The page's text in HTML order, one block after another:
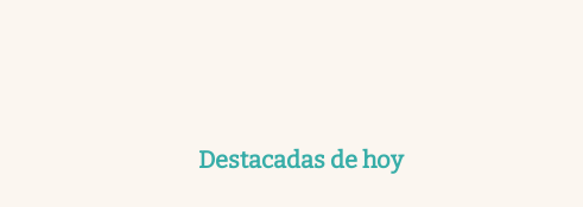
Destacadas de hoy